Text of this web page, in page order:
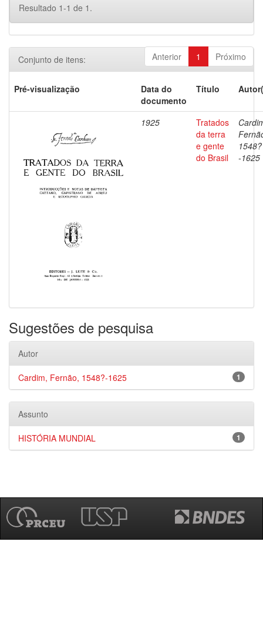
Resultado 1-1 de 1.
Anterior 1 Próximo
Conjunto de itens:
Pré-visualização
Data do
documento
Título
1925
Tratados
da terra
e gente
do Brasil
1548?
-1625
Sugestões de pesquisa
Autor
1
Cardim, Fernão, 1548?-1625
Assunto
1
HISTÓRIA MUNDIAL